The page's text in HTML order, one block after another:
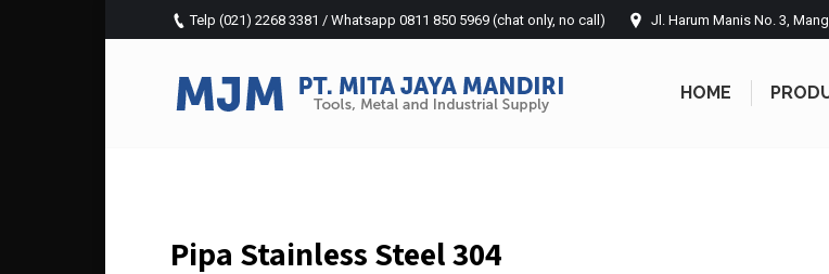
Telp (021) 2268 3381 / Whatsapp 0811 850 5969 (chat only, no call) Jl. Harum Manis No. 3,
HOME
Pipa Stainless Steel 304
HOME